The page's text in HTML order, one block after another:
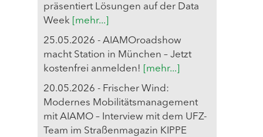
präsentiert Lösungen auf der Data
Week
[mehr...]
25.05.2026 - AIAMOroadshow
macht Station in München – Jetzt
kostenfrei anmelden!
[mehr...]
20.05.2026 - Frischer Wind:
Modernes Mobilitätsmanagement
mit AIAMO – Interview mit dem UFZ-
Team im Straßenmagazin KIPPE